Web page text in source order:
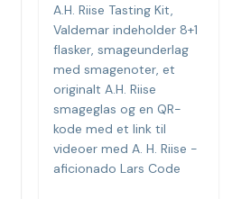
A.H. Riise Tasting Kit,
Valdemar indeholder 8+1
flasker, smageunderlag
med smagenoter, et
originalt A.H. Riise
smageglas og en QR-
kode med et link til
videoer med A. H. Riise -
aficionado Lars Code